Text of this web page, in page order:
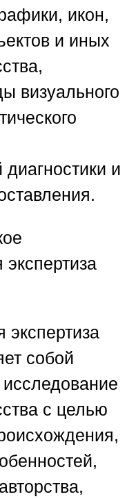
икон,
и иных
визуального
диагностики и
экспертиза
экспертиза
собой
с целью